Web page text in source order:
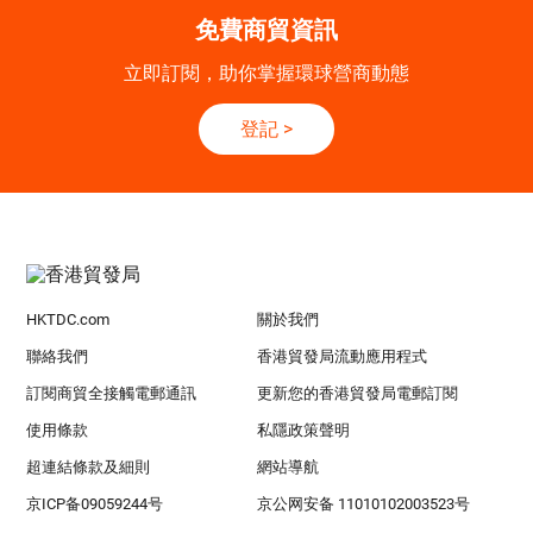
免費商貿資訊
立即訂閱，助你掌握環球營商動態
登記 >
HKTDC.com 關於我們
聯絡我們 香港貿發局流動應用程式
訂閱商貿全接觸電郵通訊 更新您的香港貿發局電郵訂閱
使用條款 私隱政策聲明
超連結條款及細則 網站導航
京ICP备09059244号 京公网安备 11010102003523号